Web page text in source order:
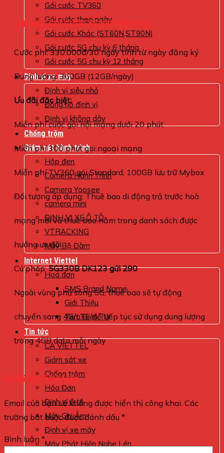
Gói cước TV360
Gói cước theo ngày
Gói cước Khác (ST60N,ST90N)
Gói cước 5G chu kỳ 6 tháng
Gói cước 5G chu kỳ 12 tháng
Định vị xe máy
Định vị siêu nhỏ
Đồng hồ định vị
Định vị không dây
Chống trộm
Giám sát hành trình
Hộp đen
Camera Hành Trình
Camera Yoosee
camera mini
ĐỊNH VỊ XE Ô TÔ
VTRACKING
Máy Bộ Đàm
Internet Viettel
Hoá đơn
SMS Brand Name
Giới Thiệu
Tem Điện Tử
Tin tức
CA VIETTEL
Giám sát xe
Chống trộm
Hóa Đơn
Định vị ô tô
Máy Ghi Âm
Định vị xe máy
Máy Phát Hiện Nghe Lén
CHI TIẾT GÓI CƯỚC 5G330B VIETTEL
Cước phí: 330.000đ/30 ngày tính từ ngày đăng ký
Dung lượng: 360GB (12GB/ngày)
Ưu đãi đặc biệt:
Miễn phí cuộc gọi nội mạng dưới 20 phút
Miễn phí 300 phút gọi ngoại mạng
Miễn phí TV360 gói Standard, 100GB lưu trữ Mybox
Đối tượng áp dụng: Thuê bao di động trả trước hoà
mạng mới và thuê bao nằm trong danh sách được
hưởng ưu đãi
Cú pháp:5G330B DK123 gửi 290
Ngoài vùng phủ sóng 5G, thuê bao sẽ tự động
chuyển sang 4G/LTE để tiếp tục sử dụng dung lượng
trong 4GB data mỗi ngày
Để lại một bình luận
Email của bạn sẽ không được hiển thị công khai. Các
trường bắt buộc được đánh dấu *
Bình luận *